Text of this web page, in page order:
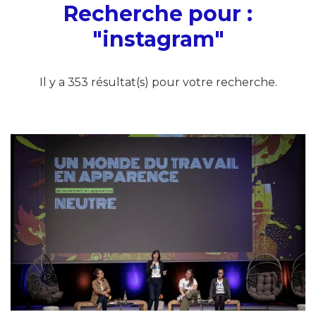
Recherche pour :
"instagram"
Il y a 353 résultat(s) pour votre recherche.